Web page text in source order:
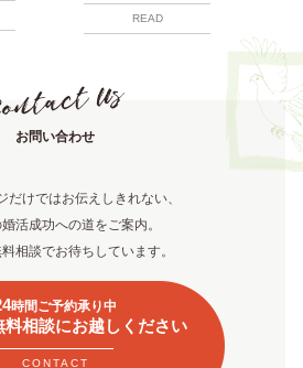
READ
お問い合わせ
だけではお伝えしきれない、
活成功への道をご案内。
相談でお待ちしています。
時間ご予約承り中
料相談にお越しください
CONTACT